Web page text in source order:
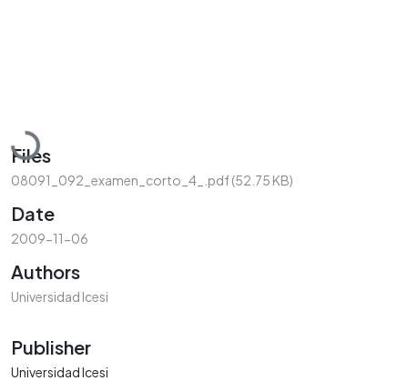
Loading...
Files
08091_092_examen_corto_4_.pdf(52.75 KB)
Date
2009-11-06
Authors
Universidad Icesi
Publisher
Universidad Icesi